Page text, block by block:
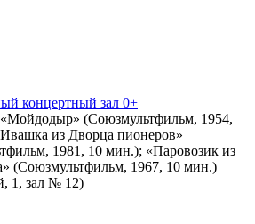
концертный зал 0+
(Союзмультфильм, 1954,
из Дворца пионеров»
1981, 10 мин.); «Паровозик из
(Союзмультфильм, 1967, 10 мин.)
1, зал № 12)